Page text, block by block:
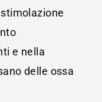
e nella
delle ossa